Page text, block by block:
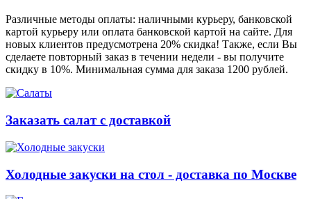
Различные методы оплаты: наличными курьеру, банковской
картой курьеру или оплата банковской картой на сайте. Для
новых клиентов предусмотрена 20% скидка! Также, если Вы
сделаете повторный заказ в течении недели - вы получите
скидку в 10%. Минимальная сумма для заказа 1200 рублей.
Заказать салат с доставкой
Холодные закуски на стол - доставка по Москве